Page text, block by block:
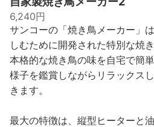
6,240円
サンコーの「焼き鳥メーカー」
しむために開発された特別な焼
本格的な焼き鳥の味を自宅で簡
様子を鑑賞しながらリラックス
きます。
最大の特徴は、縦型ヒーターと